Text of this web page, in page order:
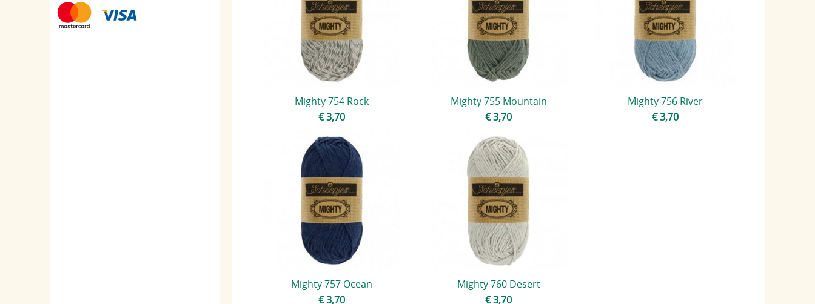
Mighty 754 Rock
€ 3,70
Mighty 755 Mountain
€ 3,70
Mighty 756 River
€ 3,70
Mighty 757 Ocean
€ 3,70
Mighty 760 Desert
€ 3,70